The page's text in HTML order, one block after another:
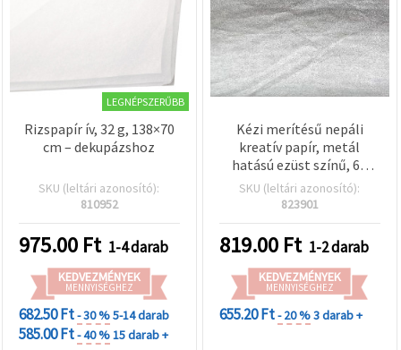
LEGNÉPSZERŰBB
Rizspapír ív, 32 g, 138×70
cm – dekupázshoz
SKU (leltári azonosító):
810952
975.00 Ft 1-4 darab
KEDVEZMÉNYEK
MENNYISÉGHEZ
682.50 Ft- 30 %5-14 darab
585.00 Ft- 40 %15 darab +
Kézi merítésű nepáli
kreatív papír, metál
hatású ezüst színű, 60
g/m², 50 x 75 cm ív –
ideális scrapbookinghez,
képeslapkészítéshez,
dekupázshoz,
ajándékcsomagoláshoz
SKU (leltári azonosító):
823901
819.00 Ft 1-2 darab
KEDVEZMÉNYEK
MENNYISÉGHEZ
655.20 Ft- 20 %3 darab +